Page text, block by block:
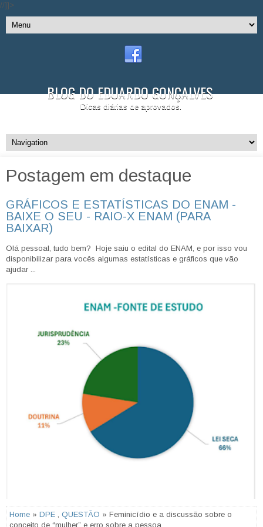
//]]>
BLOG DO EDUARDO GONÇALVES
Dicas diárias de aprovados.
Postagem em destaque
GRÁFICOS E ESTATÍSTICAS DO ENAM -
BAIXE O SEU - RAIO-X ENAM (PARA
BAIXAR)
Olá pessoal, tudo bem? Hoje saiu o edital do ENAM, e por isso vou
disponibilizar para vocês algumas estatísticas e gráficos que vão
ajudar ...
Home » DPE QUESTÃO » Feminicídio e a discussão sobre o
conceito de “mulher” e erro sobre a pessoa.